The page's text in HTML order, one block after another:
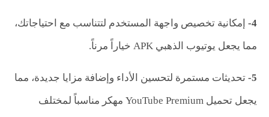
4-
إمكانية تخصيص واجهة المستخدم لتتناسب مع احتياجاتك،
مما يجعل يوتيوب الذهبي APK خياراً مرناً.
5- تحديثات مستمرة لتحسين الأداء وإضافة مزايا جديدة، مما
يجعل تحميل YouTube Premium مهكر مناسباً لمختلف